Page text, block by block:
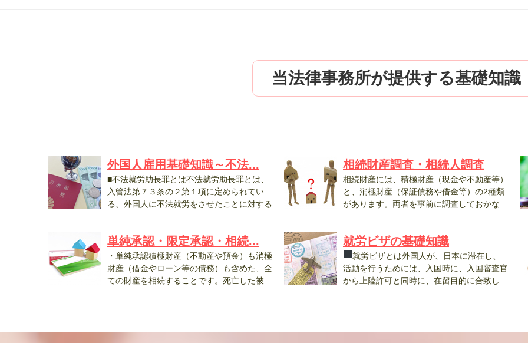
当法律事務所が提供する基礎知識
外国人雇用基礎知識～不法...
■不法就労助長罪とは不法就労助長罪とは、
入管法第７３条の２第１項に定められてい
る、外国人に不法就労をさせたことに対する
相続財産調査・相続人調査
相続財産には、積極財産（現金や不動産等）
と、消極財産（保証債務や借金等）の2種類
があります。両者を事前に調査しておかな
単純承認・限定承認・相続...
・単純承認積極財産（不動産や預金）も消極
財産（借金やローン等の債務）も含めた、全
ての財産を相続することです。死亡した被
就労ビザの基礎知識
就労ビザとは外国人が、日本に滞在し、
活動を行うためには、入国時に、入国審査官
から上陸許可と同時に、在留目的に合致し